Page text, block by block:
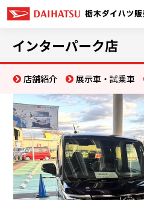
インターパーク店
店舗紹介 展示車・試乗車